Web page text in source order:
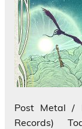
Post Metal /
Records)